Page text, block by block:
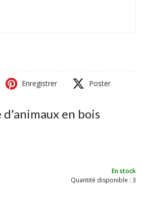
Enregistrer Poster
d'animaux en bois
En stock
Quantité disponible : 3